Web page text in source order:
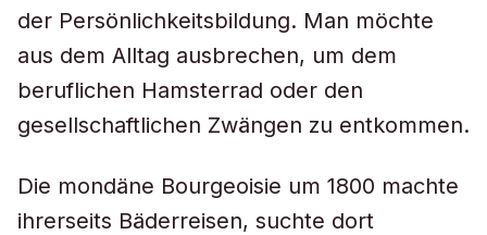
der Persönlichkeitsbildung. Man möchte
aus dem Alltag ausbrechen, um dem
beruflichen Hamsterrad oder den
gesellschaftlichen Zwängen zu entkommen.
Die mondäne Bourgeoisie um 1800 machte
ihrerseits Bäderreisen, suchte dort